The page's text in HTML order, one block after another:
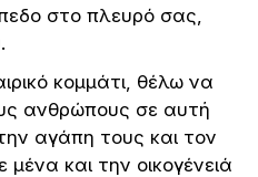
στο πλευρό σας,
κομμάτι, θέλω να
ανθρώπους σε αυτή
αγάπη τους και τον
και την οικογένειά